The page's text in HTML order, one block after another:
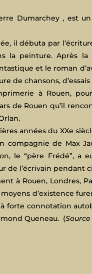
Dumarchey , est
il débuta par
la peinture. Après la
et le roman
de chansons,
à Rouen,
de Rouen qu’il
années du XXe
compagnie de Max
le “père Frédé”, a
de l’écrivain pendant
à Rouen, Londres,
d’existence
forte connotation
Queneau. (